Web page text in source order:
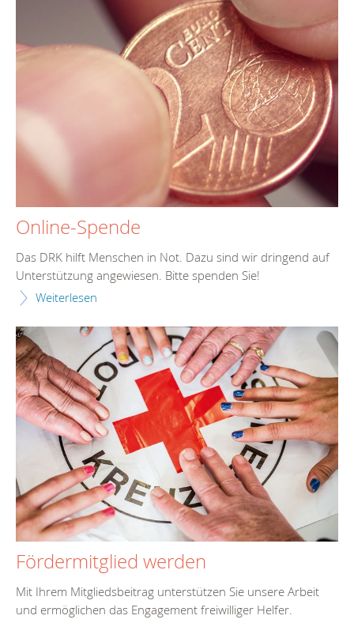
Online-Spende
Das DRK hilft Menschen in Not. Dazu sind wir dringend auf
Unterstützung angewiesen. Bitte spenden Sie!
Weiterlesen
Fördermitglied werden
Mit Ihrem Mitgliedsbeitrag unterstützen Sie unsere Arbeit
und ermöglichen das Engagement freiwilliger Helfer.